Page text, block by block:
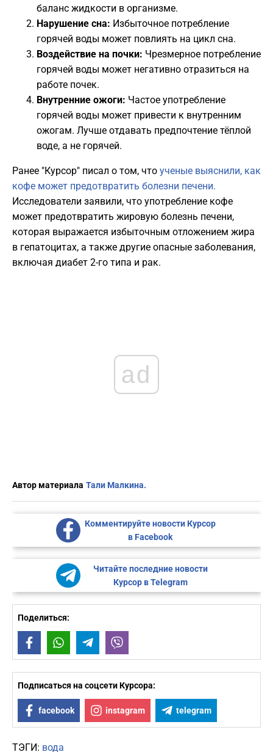
баланс жидкости в организме.
Нарушение сна: Избыточное потребление
горячей воды может повлиять на цикл сна.
Воздействие на почки: Чрезмерное потребление
горячей воды может негативно отразиться на
работе почек.
Внутренние ожоги: Частое употребление
горячей воды может привести к внутренним
ожогам. Лучше отдавать предпочтение тёплой
воде, а не горячей.
Ранее "Курсор" писал о том, что ученые выяснили, как
кофе может предотвратить болезни печени.
Исследователи заявили, что употребление кофе
может предотвратить жировую болезнь печени,
которая выражается избыточным отложением жира
в гепатоцитах, а также другие опасные заболевания,
включая диабет 2-го типа и рак.
ad
Автор материала Тали Малкина.
Комментируйте новости Курсор
в Facebook
Читайте последние новости
Курсор в Telegram
Поделиться:
FacebookWhatsAppTelegram
Подписаться на соцсети Курсора:
facebook instagram telegram
ТЭГИ: вода